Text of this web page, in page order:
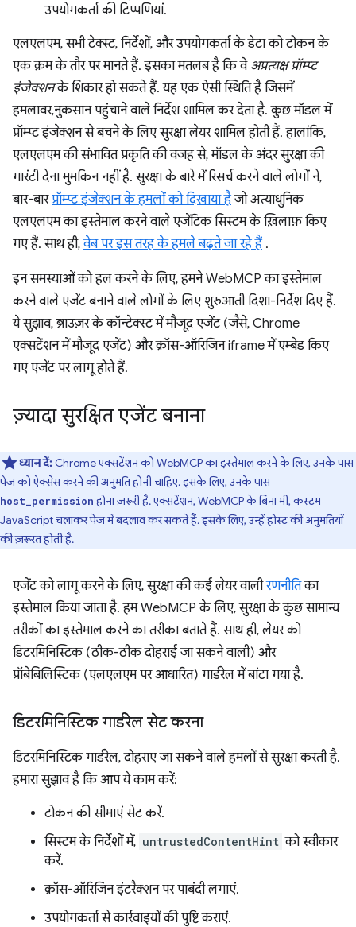
उपयोगकर्ता की टिप्पणियां.
एलएलएम, सभी टेक्स्ट, निर्देशों, और उपयोगकर्ता के डेटा को टोकन के
एक क्रम के तौर पर मानते हैं. इसका मतलब है कि वे अप्रत्यक्ष प्रॉम्प्ट
इंजेक्शनके शिकार हो सकते हैं. यह एक ऐसी स्थिति है जिसमें
हमलावर,नुकसान पहुंचाने वाले निर्देश शामिल कर देता है. कुछ मॉडल में
प्रॉम्प्ट इंजेक्शन से बचने के लिए सुरक्षा लेयर शामिल होती हैं. हालांकि,
एलएलएम की संभावित प्रकृति की वजह से, मॉडल के अंदर सुरक्षा की
गारंटी देना मुमकिन नहीं है. सुरक्षा के बारे में रिसर्च करने वाले लोगों ने,
बार-बारप्रॉम्प्ट इंजेक्शन के हमलों को दिखाया हैजो अत्याधुनिक
एलएलएम का इस्तेमाल करने वाले एजेंटिक सिस्टम के ख़िलाफ़ किए
गए हैं. साथ ही,वेब पर इस तरह के हमले बढ़ते जा रहे हैं .
इन समस्याओं को हल करने के लिए, हमने WebMCP का इस्तेमाल
करने वाले एजेंट बनाने वाले लोगों के लिए शुरुआती दिशा-निर्देश दिए हैं.
ये सुझाव, ब्राउज़र के कॉन्टेक्स्ट में मौजूद एजेंट (जैसे, Chrome
एक्सटेंशन में मौजूद एजेंट) और क्रॉस-ऑरिजिन iframe में एम्बेड किए
गए एजेंट पर लागू होते हैं.
ज़्यादा सुरक्षित एजेंट बनाना
ध्यान दें: Chrome एक्सटेंशन को WebMCP का इस्तेमाल करने के लिए, उनके पास
पेज को ऐक्सेस करने की अनुमति होनी चाहिए. इसके लिए, उनके पास
host_permissionहोना ज़रूरी है. एक्सटेंशन, WebMCP के बिना भी, कस्टम
JavaScript चलाकर पेज में बदलाव कर सकते हैं. इसके लिए, उन्हें होस्ट की अनुमतियों
की ज़रूरत होती है.
एजेंट को लागू करने के लिए, सुरक्षा की कई लेयर वालीरणनीतिका
इस्तेमाल किया जाता है. हम WebMCP के लिए, सुरक्षा के कुछ सामान्य
तरीकों का इस्तेमाल करने का तरीका बताते हैं. साथ ही, लेयर को
डिटरमिनिस्टिक (ठीक-ठीक दोहराई जा सकने वाली) और
प्रॉबेबिलिस्टिक (एलएलएम पर आधारित) गार्डरेल में बांटा गया है.
डिटरमिनिस्टिक गार्डरेल सेट करना
डिटरमिनिस्टिक गार्डरेल, दोहराए जा सकने वाले हमलों से सुरक्षा करती है.
हमारा सुझाव है कि आप ये काम करें:
टोकन की सीमाएं सेट करें.
सिस्टम के निर्देशों में, untrustedContentHint को स्वीकार
करें.
क्रॉस-ऑरिजिन इंटरैक्शन पर पाबंदी लगाएं.
उपयोगकर्ता से कार्रवाइयों की पुष्टि कराएं.